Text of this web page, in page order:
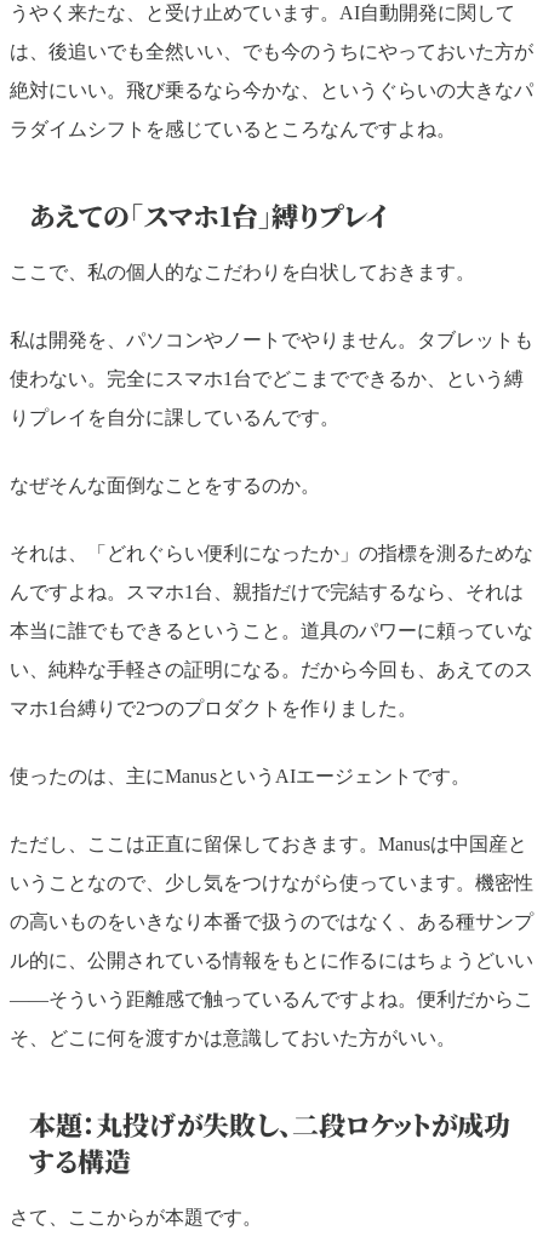
うやく来たな、と受け止めています。AI自動開発に関して
は、後追いでも全然いい、でも今のうちにやっておいた方が
絶対にいい。飛び乗るなら今かな、というぐらいの大きなパ
ラダイムシフトを感じているところなんですよね。
あえての「スマホ1台」縛りプレイ
ここで、私の個人的なこだわりを白状しておきます。
私は開発を、パソコンやノートでやりません。タブレットも
使わない。完全にスマホ1台でどこまでできるか、という縛
りプレイを自分に課しているんです。
なぜそんな面倒なことをするのか。
それは、「どれぐらい便利になったか」の指標を測るためな
んですよね。スマホ1台、親指だけで完結するなら、それは
本当に誰でもできるということ。道具のパワーに頼っていな
い、純粋な手軽さの証明になる。だから今回も、あえてのス
マホ1台縛りで2つのプロダクトを作りました。
使ったのは、主にManusというAIエージェントです。
ただし、ここは正直に留保しておきます。Manusは中国産と
いうことなので、少し気をつけながら使っています。機密性
の高いものをいきなり本番で扱うのではなく、ある種サンプ
ル的に、公開されている情報をもとに作るにはちょうどいい
——そういう距離感で触っているんですよね。便利だからこ
そ、どこに何を渡すかは意識しておいた方がいい。
本題：丸投げが失敗し、二段ロケットが成功
する構造
さて、ここからが本題です。